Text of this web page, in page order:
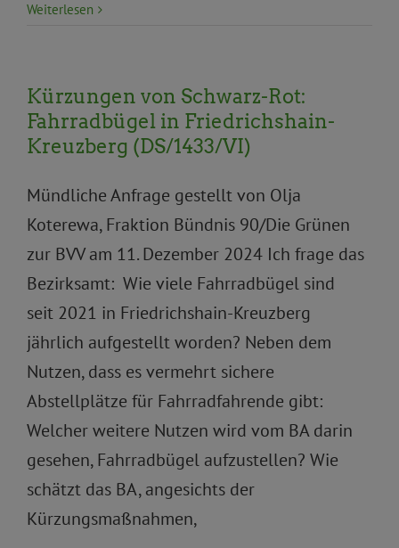
Weiterlesen
Kürzungen von Schwarz-Rot:
Fahrradbügel in Friedrichshain-
Kreuzberg (DS/1433/VI)
Mündliche Anfrage gestellt von Olja
Koterewa, Fraktion Bündnis 90/Die Grünen
zur BVV am 11. Dezember 2024 Ich frage das
Bezirksamt: Wie viele Fahrradbügel sind
seit 2021 in Friedrichshain-Kreuzberg
jährlich aufgestellt worden? Neben dem
Nutzen, dass es vermehrt sichere
Abstellplätze für Fahrradfahrende gibt:
Welcher weitere Nutzen wird vom BA darin
gesehen, Fahrradbügel aufzustellen? Wie
schätzt das BA, angesichts der
Kürzungsmaßnahmen,